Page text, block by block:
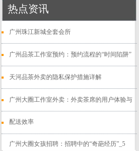
热点资讯
广州珠江新城全套会所
广州品茶工作室预约：预约流程的“时间陷阱”
天河品茶外卖的隐私保护措施详解
‌广州大圈工作室外卖‌：外卖茶席的用户体验与
配送效率
广州大圈女孩招聘：招聘中的“奇葩经历”_5